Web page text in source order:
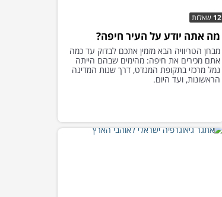
12 שאלות
מה אתה יודע על העיר חיפה?
מבחן הטריוויה הבא מזמין אתכם לבדוק עד כמה
אתם מכירים את חיפה: מהימים שבהם הייתה
נמל מרכזי בתקופת המנדט, דרך שנות המדינה
הראשונות, ועד היום.